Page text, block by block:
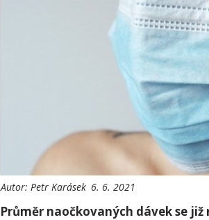
Autor: Petr Karásek 6. 6. 2021
Průměr naočkovaných dávek se